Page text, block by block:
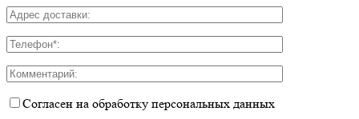
Согласен на обработку персональных данных